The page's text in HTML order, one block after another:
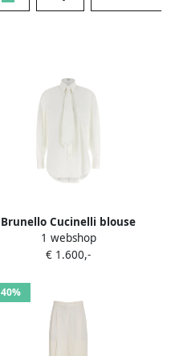
Brunello Cucinelli blouse
met strikdetail Wit
1 webshop
€ 1.600,-
40%